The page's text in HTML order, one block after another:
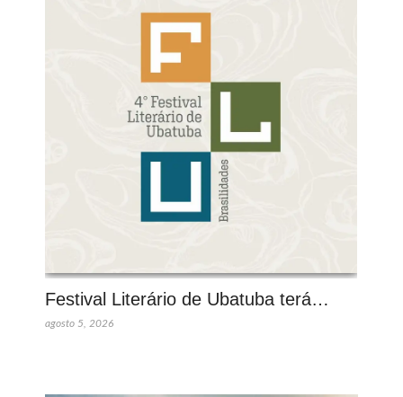
Festival Literário de Ubatuba terá…
agosto 5, 2026